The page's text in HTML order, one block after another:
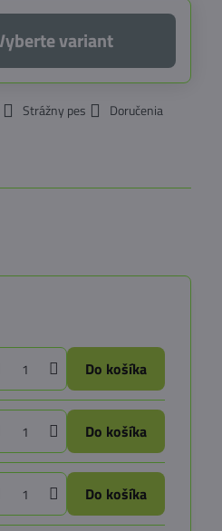
Vyberte variant
Strážny pes Doručenia
Do košíka
Do košíka
Do košíka